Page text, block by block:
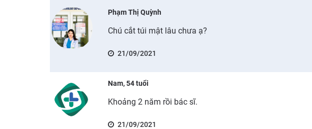
Phạm Thị Quỳnh
Chú cắt túi mật lâu chưa ạ?
21/09/2021
Nam, 54 tuổi
Khoảng 2 năm rồi bác sĩ.
21/09/2021